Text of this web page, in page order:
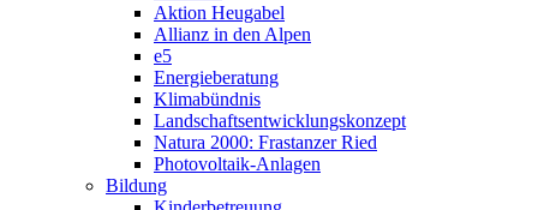
Aktion Heugabel
Allianz in den Alpen
e5
Energieberatung
Klimabündnis
Landschaftsentwicklungskonzept
Natura 2000: Frastanzer Ried
Photovoltaik-Anlagen
Bildung